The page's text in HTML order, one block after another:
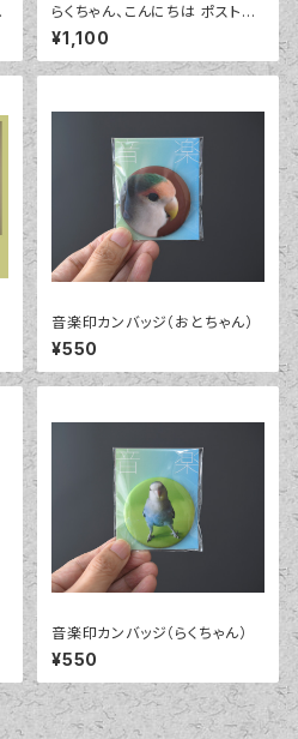
らくちゃん、こんにちは ポストカ
ードセット
¥1,100
音楽印カンバッジ（おとちゃん）
¥550
音楽印カンバッジ（らくちゃん）
¥550